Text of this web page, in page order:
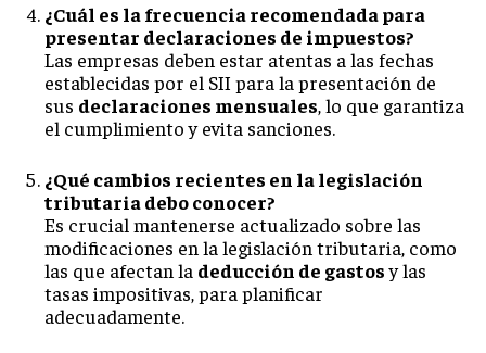
¿Cuál es la frecuencia recomendada para
presentar declaraciones de impuestos?
Las empresas deben estar atentas a las fechas
establecidas por el SII para la presentación de
sus declaraciones mensuales, lo que garantiza
el cumplimiento y evita sanciones.
¿Qué cambios recientes en la legislación
tributaria debo conocer?
Es crucial mantenerse actualizado sobre las
modificaciones en la legislación tributaria, como
las que afectan la deducción de gastosy las
tasas impositivas, para planificar
adecuadamente.